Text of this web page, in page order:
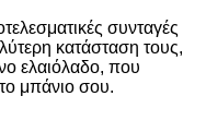
συνταγές
κατάσταση τους,
ελαιόλαδο, που
μπάνιο σου.